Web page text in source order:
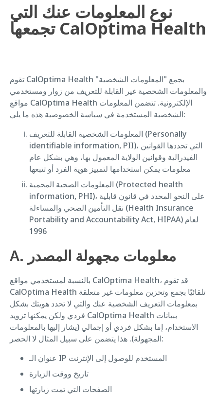
نوع المعلومات عنك التي
تجمعها CalOptima Health
تقوم CalOptima Health بجمع "المعلومات الشخصية"
والمعلومات الشخصية غير القابلة للتعريف من زوار ومستخدمي
مواقع CalOptima Health الإلكترونية. تتضمن المعلومات
الشخصية المستخدمة في سياسة الخصوصية هذه ما يلي:
المعلومات الشخصية القابلة للتعريف (Personally
identifiable information, PII)، التي تحددها القوانين
الفيدرالية وقوانين الولاية المعمول بها، وهي بشكل عام
معلومات يمكن استخدامها لتمييز هوية الفرد أو تتبعها
المعلومات الصحية المحمية (Protected health
information, PHI)، على النحو المحدد في قانون قابلية
نقل التأمين الصحي والمساءلة (Health Insurance
Portability and Accountability Act, HIPAA) لعام
1996
A. معلومات مجهولة المصدر
بالنسبة لمستخدمي مواقع CalOptima Health، قد تقوم
CalOptima Health تلقائيًا بجمع وتخزين معلومات غير متعلقة
بمعلومات التعريف الشخصية عنك والتي لا تحدد هويتك بشكل
فردي ولكن يمكنها تزويد CalOptima Health ببيانات
الاستخدام، إما بشكل فردي أو إجمالي (يشار إليها بالمعلومات
المجهولة). هذا يتضمن على سبيل المثال لا الحصر:
عنوان الـ IP المستخدم للوصول إلى الإنترنت
تاريخ ووقت الزيارة
الصفحات التي تمت زيارتها